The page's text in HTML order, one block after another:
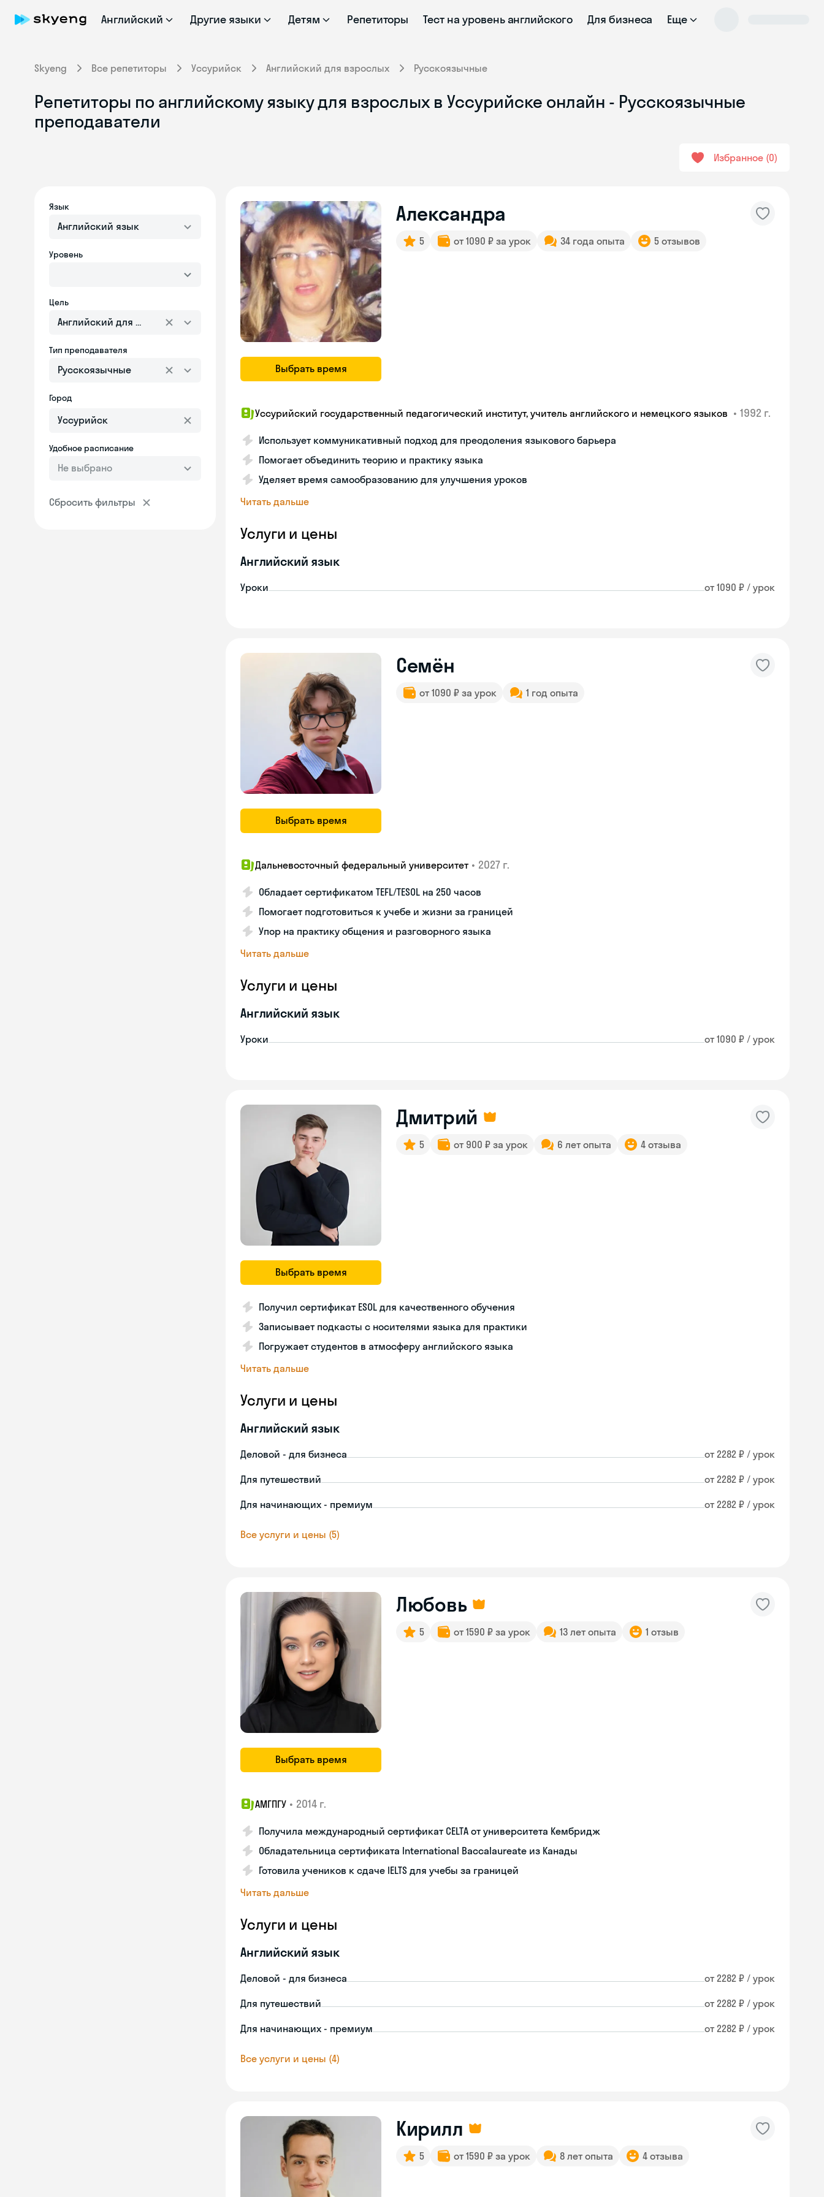
Английский Другие языки Детям Репетиторы Тест на уровень английского Для бизнеса Еще
Skyeng Все репетиторы Уссурийск Английский для взрослых Русскоязычные
Репетиторы по английскому языку для взрослых в Уссурийске онлайн - Русскоязычные
преподаватели
Избранное 0
Язык
Английский язык
Уровень
Цель
Английский для взрослых
Тип преподавателя
Русскоязычные
Город
Удобное расписание
Не выбрано
Сбросить фильтры
Выбрать время
Александра
5 от 1090 ₽ за урок 34 года опыта 5 отзывов
Уссурийский государственный педагогический институт, учитель английского и немецкого языков • 1992 г.
Использует коммуникативный подход для преодоления языкового барьера
Помогает объединить теорию и практику языка
Уделяет время самообразованию для улучшения уроков
Читать дальше
Услуги и цены
Английский язык
Уроки от 1090 ₽ / урок
Выбрать время
Семён
от 1090 ₽ за урок 1 год опыта
Дальневосточный федеральный университет • 2027 г.
Обладает сертификатом TEFL/TESOL на 250 часов
Помогает подготовиться к учебе и жизни за границей
Упор на практику общения и разговорного языка
Читать дальше
Услуги и цены
Английский язык
Уроки от 1090 ₽ / урок
Выбрать время
Дмитрий
5 от 900 ₽ за урок 6 лет опыта 4 отзыва
Получил сертификат ESOL для качественного обучения
Записывает подкасты с носителями языка для практики
Погружает студентов в атмосферу английского языка
Читать дальше
Услуги и цены
Английский язык
Деловой - для бизнеса от 2282 ₽ / урок
Для путешествий от 2282 ₽ / урок
Для начинающих - премиум от 2282 ₽ / урок
Все услуги и цены (5)
Выбрать время
Любовь
5 от 1590 ₽ за урок 13 лет опыта 1 отзыв
АМГПГУ • 2014 г.
Получила международный сертификат CELTA от университета Кембридж
Обладательница сертификата International Baccalaureate из Канады
Готовила учеников к сдаче IELTS для учебы за границей
Читать дальше
Услуги и цены
Английский язык
Деловой - для бизнеса от 2282 ₽ / урок
Для путешествий от 2282 ₽ / урок
Для начинающих - премиум от 2282 ₽ / урок
Все услуги и цены (4)
Кирилл
5 от 1590 ₽ за урок 8 лет опыта 4 отзыва